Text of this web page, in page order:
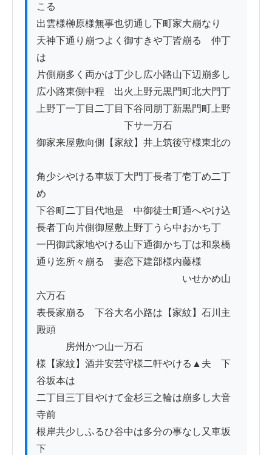
こる
出雲様榊原様無事也切通し下町家大崩なり
天神下通り崩つよく御すきや丁皆崩るゝ仲丁
は
片側崩多く両かは丁少し広小路山下辺崩多し
広小路東側中程ゟ出火上野元黒門町北大門丁
上野丁一丁目二丁目下谷同朋丁新黒門町上野
下サ一万石
御家来屋敷向側【家紋】井上筑後守様東北の
角少シやける車坂丁大門丁長者丁壱丁め二丁
め
下谷町二丁目代地是ゟ中御徒士町通へやけ込
長者丁向片側御屋敷上野丁うら中おかち丁
一円御武家地やける山下通御かち丁は和泉橋
通り迄所々崩るゝ妻恋下建部様内藤様
いせかめ山
六万石
表長家崩るゝ下谷大名小路は【家紋】石川主
殿頭
房州かつ山一万石
様【家紋】酒井安芸守様二軒やける▲夫ゟ下
谷坂本は
二丁目三丁目やけて金杉三之輪は崩多し大音
寺前
根岸共少しふるひ谷中は多分の事なし又車坂
下